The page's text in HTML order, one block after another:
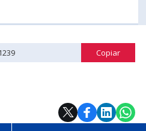
Egresados